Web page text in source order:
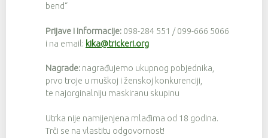
bend“
Prijave i informacije: 098-284 551 / 099-666 5066
i na email: kika@trickeri.org
Nagrade: nagrađujemo ukupnog pobjednika,
prvo troje u muškoj i ženskoj konkurenciji,
te najorginalniju maskiranu skupinu
Utrka nije namijenjena mlađima od 18 godina.
Trči se na vlastitu odgovornost!